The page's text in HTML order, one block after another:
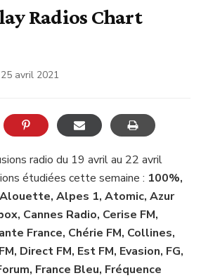
Radios Chart
25 avril 2021
radio du 19 avril au 22 avril
étudiées cette semaine : 100%,
Alpes 1, Atomic, Azur
Cannes Radio, Cerise FM,
France, Chérie FM, Collines,
Direct FM, Est FM, Evasion, FG,
France Bleu, Fréquence